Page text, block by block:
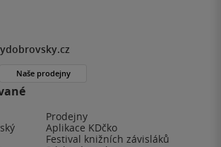
Prodejny
Aplikace KDčko
Festival knižních závisláků
Naše prodejny